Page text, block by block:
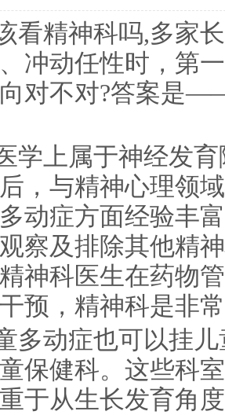
看精神科吗,多家
冲动任性时，第
对不对?答案是
学上属于神经发
，与精神心理领
动症方面经验丰
察及排除其他精
神科医生在药物
预，精神科是非
多动症也可以挂
保健科。这些科
于从生长发育角